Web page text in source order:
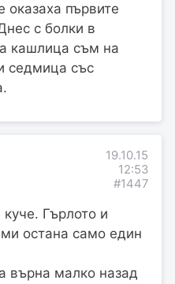
оказаха първите
с болки в
кашлица съм на
седмица със
19.10.15
12:53
#1447
Гърлото и
остана само един
върна малко назад